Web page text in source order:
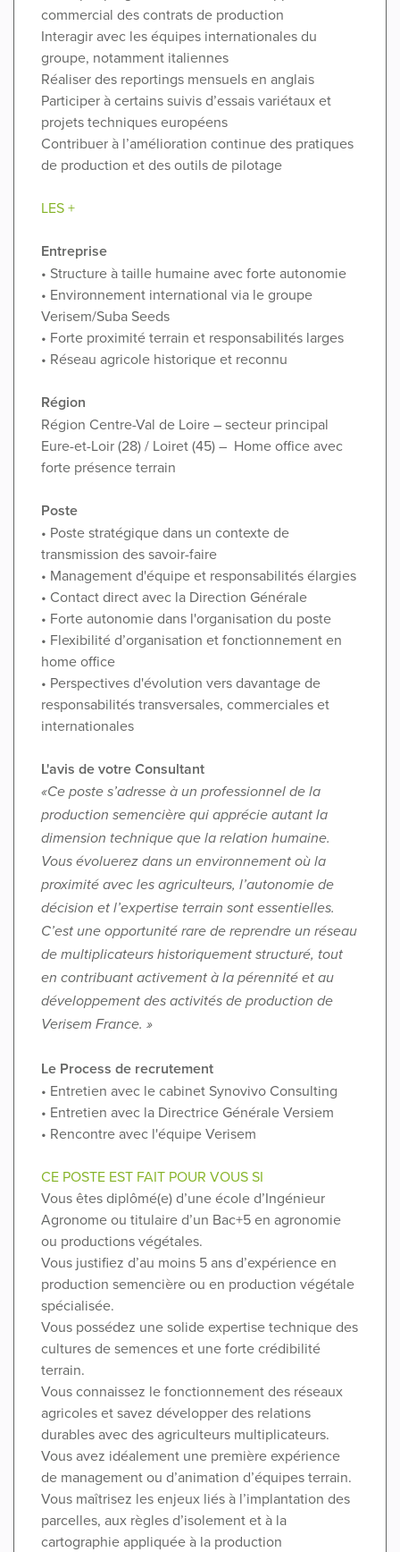
commercial des contrats de production
Interagir avec les équipes internationales du
groupe, notamment italiennes
Réaliser des reportings mensuels en anglais
Participer à certains suivis d’essais variétaux et
projets techniques européens
Contribuer à l’amélioration continue des pratiques
de production et des outils de pilotage
LES +
Entreprise
• Structure à taille humaine avec forte autonomie
• Environnement international via le groupe
Verisem/Suba Seeds
• Forte proximité terrain et responsabilités larges
• Réseau agricole historique et reconnu
Région
Région Centre-Val de Loire – secteur principal
Eure-et-Loir (28) / Loiret (45) – Home office avec
forte présence terrain
Poste
• Poste stratégique dans un contexte de
transmission des savoir-faire
• Management d'équipe et responsabilités élargies
• Contact direct avec la Direction Générale
• Forte autonomie dans l'organisation du poste
• Flexibilité d’organisation et fonctionnement en
home office
• Perspectives d'évolution vers davantage de
responsabilités transversales, commerciales et
internationales
L'avis de votre Consultant
«Ce poste s’adresse à un professionnel de la
production semencière qui apprécie autant la
dimension technique que la relation humaine.
Vous évoluerez dans un environnement où la
proximité avec les agriculteurs, l’autonomie de
décision et l’expertise terrain sont essentielles.
C’est une opportunité rare de reprendre un réseau
de multiplicateurs historiquement structuré, tout
en contribuant activement à la pérennité et au
développement des activités de production de
Verisem France. »
Le Process de recrutement
• Entretien avec le cabinet Synovivo Consulting
• Entretien avec la Directrice Générale Versiem
• Rencontre avec l'équipe Verisem
CE POSTE EST FAIT POUR VOUS SI
Vous êtes diplômé(e) d’une école d’Ingénieur
Agronome ou titulaire d’un Bac+5 en agronomie
ou productions végétales.
Vous justifiez d’au moins 5 ans d’expérience en
production semencière ou en production végétale
spécialisée.
Vous possédez une solide expertise technique des
cultures de semences et une forte crédibilité
terrain.
Vous connaissez le fonctionnement des réseaux
agricoles et savez développer des relations
durables avec des agriculteurs multiplicateurs.
Vous avez idéalement une première expérience
de management ou d’animation d’équipes terrain.
Vous maîtrisez les enjeux liés à l’implantation des
parcelles, aux règles d’isolement et à la
cartographie appliquée à la production